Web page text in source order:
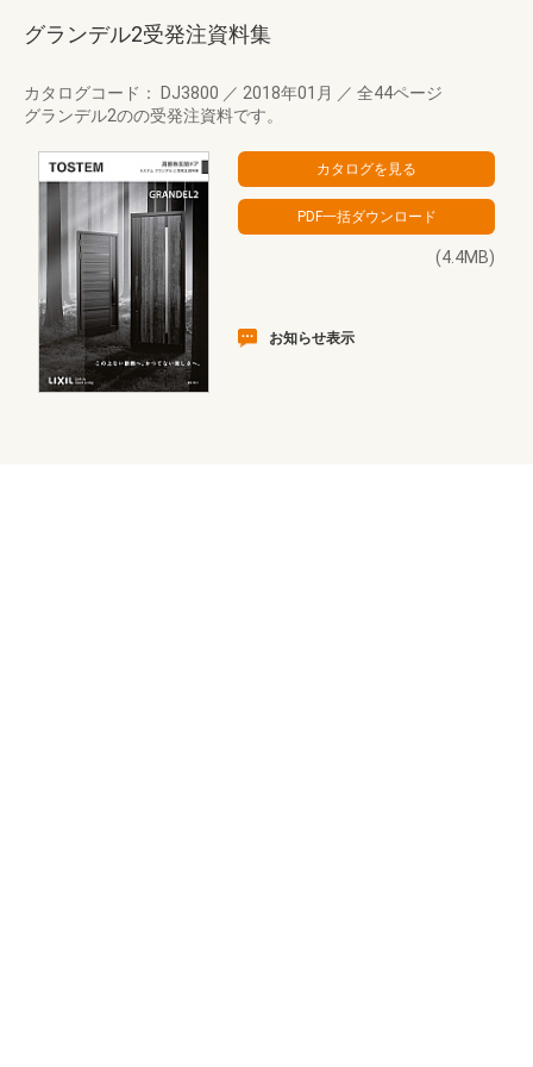
グランデル2受発注資料集
カタログコード： DJ3800 ／ 2018年01月 ／ 全44ページ
グランデル2のの受発注資料です。
(4.4MB)
お知らせ表示